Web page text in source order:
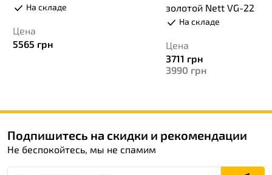
На складе
Цена
5565 грн
золотой Nett VG-22
На складе
Цена
3711 грн
3990 грн
Подпишитесь на скидки и рекомендации
Не беспокойтесь, мы не спамим